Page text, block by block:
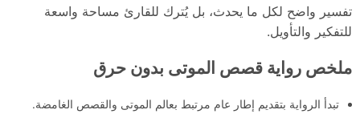
تفسير واضح لكل ما يحدث، بل يُترك للقارئ مساحة واسعة
للتفكير والتأويل.
ملخص رواية قصص الموتى بدون حرق
تبدأ الرواية بتقديم إطار عام مرتبط بعالم الموتى والقصص الغامضة.